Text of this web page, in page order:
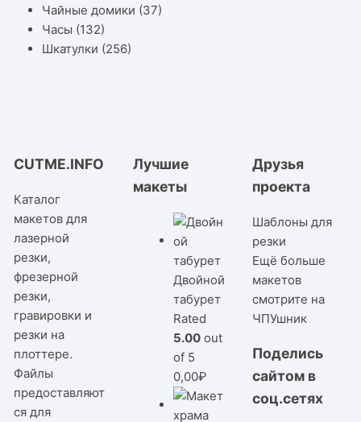
Чайные домики (37)
Часы (132)
Шкатулки (256)
CUTME.INFO
Каталог
макетов для
лазерной
резки,
фрезерной
резки,
гравировки и
резки на
плоттере.
Файлы
предоставляют
ся для
Лучшие
макеты
Двойной
табурет
Rated
5.00 out
of 5
0,00₽
Друзья
проекта
Шаблоны для
резки
Ещё больше
макетов
смотрите на
ЧПУшник
Поделись
сайтом в
соц.сетях